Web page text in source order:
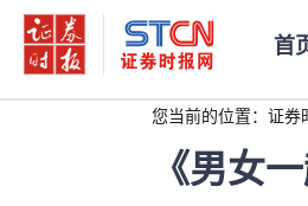
首
您当前的位置： 证券
《男女